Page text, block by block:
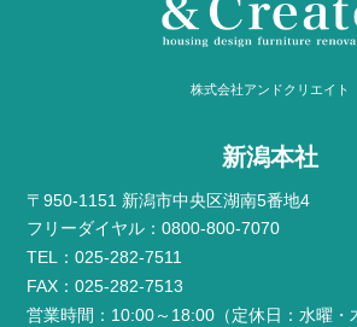
株式会社アンドクリエイト
新潟本社
〒950-1151 新潟市中央区湖南5番地4
フリーダイヤル：0800-800-7070
TEL：025-282-7511
FAX：025-282-7513
営業時間：10:00～18:00（定休日：水曜・